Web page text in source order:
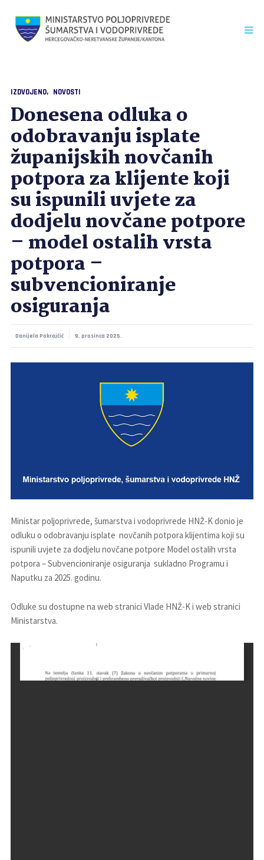
IZDVOJENO NOVOSTI
Donesena odluka o
odobravanju isplate
županijskih novčanih
potpora za klijente koji
su ispunili uvjete za
dodjelu novčane potpore
– model ostalih vrsta
potpora –
subvencioniranje
osiguranja
Danijela Pokrajčić 9. prosinca 2025.
Ministar poljoprivrede, šumarstva i vodoprivrede HNŽ-K donio je
odluku o odobravanju isplate novčanih potpora klijentima koji su
ispunili uvjete za dodjelu novčane potpore Model ostalih vrsta
potpora – Subvencioniranje osiguranja sukladno Programu i
Naputku za 2025. godinu.
Odluke su dostupne na web stranici Vlade HNŽ-K i web stranici
Ministarstva.